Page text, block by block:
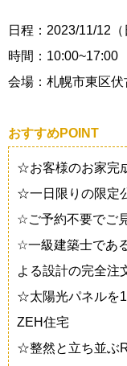
日程：2023/11/12（
時間：10:00~17:00
会場：札幌市東区伏
おすすめPOINT
☆お客様のお家完
☆一日限りの限定
☆ご予約不要でご
☆一級建築士であ
よる設計の完全注
☆太陽光パネルを
ZEH住宅
☆整然と立ち並ぶ